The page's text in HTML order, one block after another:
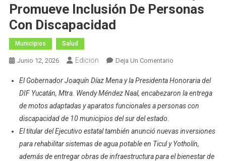
Promueve Inclusión De Personas
Con Discapacidad
Municipios Salud
Junio 12, 2026 Edicion Deja Un ComentarioEn
Del
Renacimiento
Maya
Inclusión
De
Personas
El Gobernador Joaquín Díaz Mena y la Presidenta Honoraria del
DIF Yucatán, Mtra. Wendy Méndez Naal, encabezaron la entrega
de motos adaptadas y aparatos funcionales a personas con
discapacidad de 10 municipios del sur del estado.
El titular del Ejecutivo estatal también anunció nuevas inversiones
para rehabilitar sistemas de agua potable en Ticul y Yotholín,
además de entregar obras de infraestructura para el bienestar de